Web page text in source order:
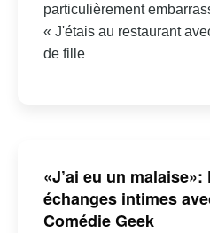
particulièrement
« J'étais au restaurant
de fille
«J’ai eu un
échanges intimes
Comédie Geek